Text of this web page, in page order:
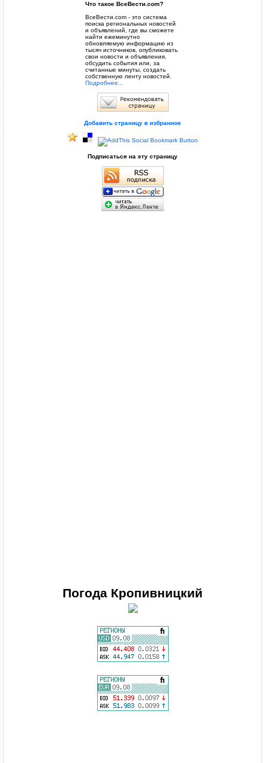
Что такое ВсеВести.com?
ВсеВести.com - это система
поиска региональных новостей
и объявлений, где вы сможете
найти ежеминутно
обновляемую информацию из
тысяч источников, опубликовать
свои новости и объявления,
обсудить события или, за
считанные минуты, создать
собственную ленту новостей.
Подробнее...
Добавить страницу в избранное
Подписаться на эту страницу
Погода Кропивницкий